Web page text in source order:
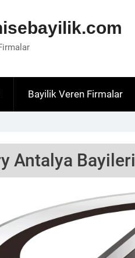
Bayilik Veren Firmalar
Antalya Bayileri